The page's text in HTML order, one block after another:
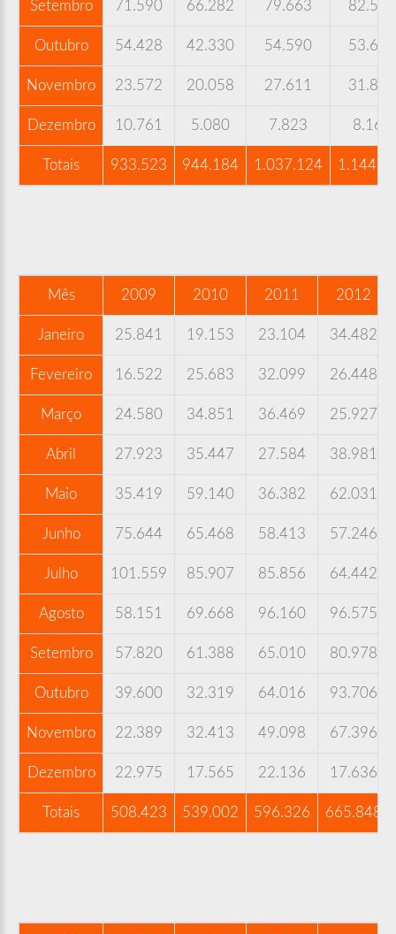
Setembro 71.590 66.282 79.663 82.590
Outubro 54.428 42.330 54.590 53.668
Novembro 23.572 20.058 27.611 31.848
Dezembro 10.761 5.080 7.823 8.169
Totais 933.523 944.184 1.037.124
Mês 2009 2010 2011 2012
Janeiro 25.841 19.153 23.104 34.482
Fevereiro 16.522 25.683 32.099 26.448
Março 24.580 34.851 36.469 25.927
Abril 27.923 35.447 27.584 38.981
Maio 35.419 59.140 36.382 62.031
Junho 75.644 65.468 58.413 57.246
Julho 101.559 85.907 85.856 64.442
Agosto 58.151 69.668 96.160 96.575
Setembro 57.820 61.388 65.010 80.978
Outubro 39.600 32.319 64.016 93.706
Novembro 22.389 32.413 49.098 67.396
Dezembro 22.975 17.565 22.136 17.636
Totais 508.423 539.002 596.326 665.848